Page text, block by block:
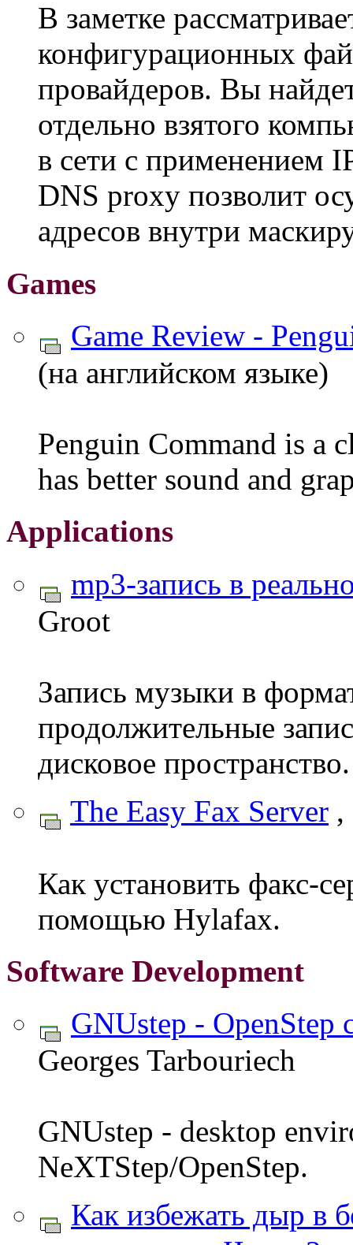
В заметке
конфигурационных
провайдеров. Вы
отдельно взятого
в сети с применением
DNS proxy позволит
адресов внутри
Games
Game Review -
(на английском языке)
Penguin Command is a
has better sound and
Applications
mp3-запись в
Groot
Запись музыки в
продолжительные
дисковое пространство.
The Easy Fax Server ,
Как установить факс-
помощью Hylafax.
Software Development
GNUstep - OpenStep
Georges Tarbouriech
GNUstep - desktop
NeXTStep/OpenStep.
Как избежать дыр в